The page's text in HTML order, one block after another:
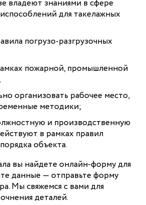
владеют знаниями в сфере
для такелажных
погрузо-разгрузочных
пожарной, промышленной
организовать рабочее место,
методики;
и производственную
в рамках правил
объекта.
вы найдете онлайн-форму для
данные — отправьте форму
Мы свяжемся с вами для
деталей.